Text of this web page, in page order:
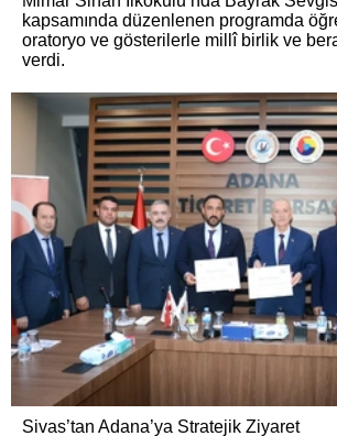
kapsamında düzenlenen programda
oratoryo ve gösterilerle millî birlik ve
verdi.
Sivas’tan Adana’ya Stratejik Ziyaret